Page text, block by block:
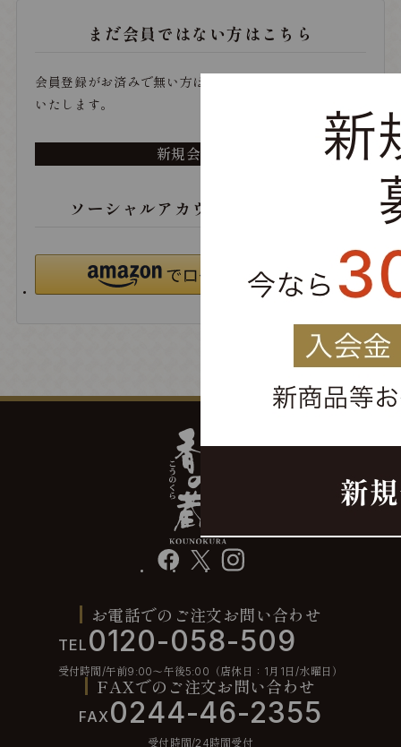
まだ会員ではない方はこちら
会員登録がお済みで無い方は、こちらから登録をお願い
いたします。
新規会員登録
ソーシャルアカウントでログイン
facebook instagram
お電話でのご注文お問い合わせ
TEL 0120-058-509
受付時間/午前9:00〜午後5:00（店休日：1月1日/水曜日）
FAXでのご注文お問い合わせ
FAX0244-46-2355
受付時間/24時間受付